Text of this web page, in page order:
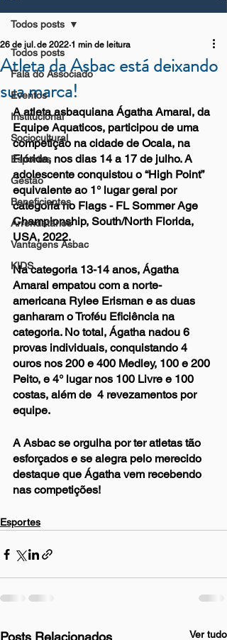
Todos posts
Fala do Associado
Eventos
Institucional
Sociocultural
Esportes
Gestão
Beneficientes
Arrendatários
Vantagens Asbac
KIDS
Todos posts
Atleta da Asbac está deixando
sua marca!
26 de jul. de 2022 1 min de leitura
A atleta asbaquiana Ágatha Amaral, da
Equipe Aquaticos, participou de uma
competição na cidade de Ocala, na
Flórida, nos dias 14 a 17 de julho. A
adolescente conquistou o “High Point”
equivalente ao 1° lugar geral por
categoria no Flags - FL Sommer Age
Championship, South/North Florida,
USA, 2022.
Na categoria 13-14 anos, Ágatha
Amaral empatou com a norte-
americana Rylee Erisman e as duas
ganharam o Troféu Eficiência na
categoria. No total, Ágatha nadou 6
provas individuais, conquistando 4
ouros nos 200 e 400 Medley, 100 e 200
Peito, e 4° lugar nos 100 Livre e 100
costas, além de  4 revezamentos por
equipe.
A Asbac se orgulha por ter atletas tão
esforçados e se alegra pelo merecido
destaque que Ágatha vem recebendo
nas competições!
Esportes
Posts Relacionados Ver tudo